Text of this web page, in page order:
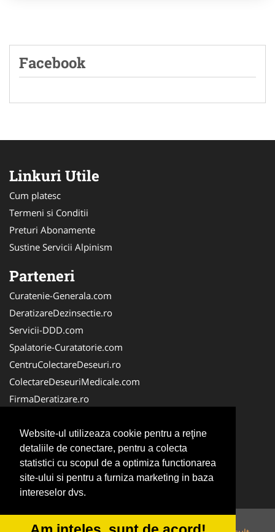
Website-ul utilizeaza cookie pentru a reţine
detaliile de conectare, pentru a colecta
statistici cu scopul de a optimiza functionarea
site-ului si pentru a furniza marketing in baza
intereselor dvs.
Facebook
Linkuri Utile
Cum platesc
Termeni si Conditii
Preturi Abonamente
Sustine Servicii Alpinism
Parteneri
Curatenie-Generala.com
DeratizareDezinsectie.ro
Servicii-DDD.com
Spalatorie-Curatatorie.com
CentruColectareDeseuri.ro
ColectareDeseuriMedicale.com
FirmaDeratizare.ro
Alpinist-Utilitar.com
Birouri-Cadastru.ro
FirmaTractariAuto.ro
Service-Reparatii.com